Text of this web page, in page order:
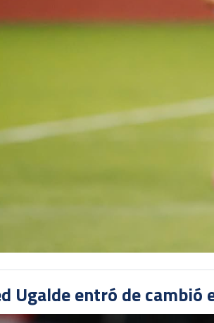
Ugalde entró de cambió